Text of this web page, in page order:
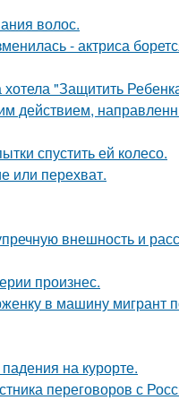
волос.
- актриса
"Защитить
действием,
спустить ей колесо.
или перехват.
внешность и
произнес.
в машину мигрант
на курорте.
переговоров с